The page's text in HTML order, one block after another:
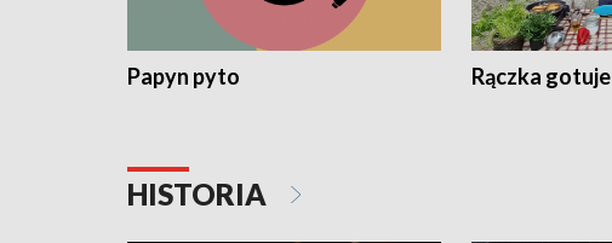
Papyn pyto Rączka gotuje
HISTORIA